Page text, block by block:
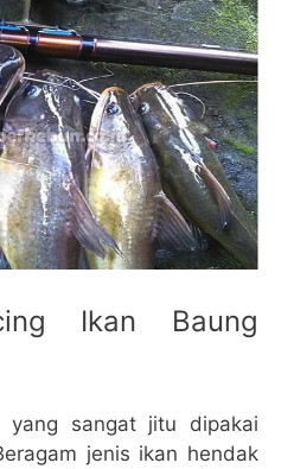
Ikan Baung
yang sangat jitu dipakai
jenis ikan hendak